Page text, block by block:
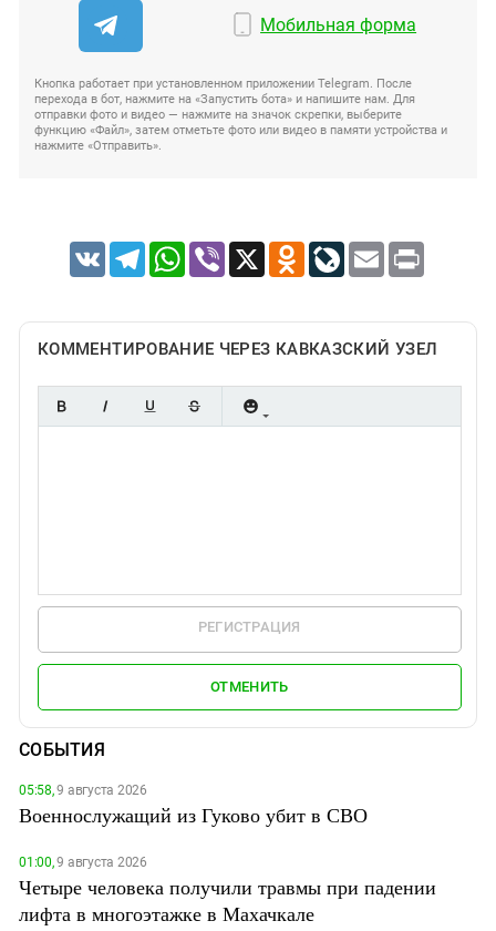
Мобильная форма
Кнопка работает при установленном приложении Telegram. После
перехода в бот, нажмите на «Запустить бота» и напишите нам. Для
отправки фото и видео — нажмите на значок скрепки, выберите
функцию «Файл», затем отметьте фото или видео в памяти устройства и
нажмите «Отправить».
VK TelegramWhatsApp
Viber X Odnoklassniki
LiveJournal
Email Print
КОММЕНТИРОВАНИЕ ЧЕРЕЗ КАВКАЗСКИЙ УЗЕЛ
РЕГИСТРАЦИЯ
ОТМЕНИТЬ
СОБЫТИЯ
05:58,9 августа 2026
Военнослужащий из Гуково убит в СВО
01:00,9 августа 2026
Четыре человека получили травмы при падении
лифта в многоэтажке в Махачкале